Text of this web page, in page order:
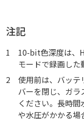
注記
1
10-bit色深度は、
モードで録画した
2
使用前は、バッテ
バーを閉じ、ガラ
ください。長時
や水圧がかかる場